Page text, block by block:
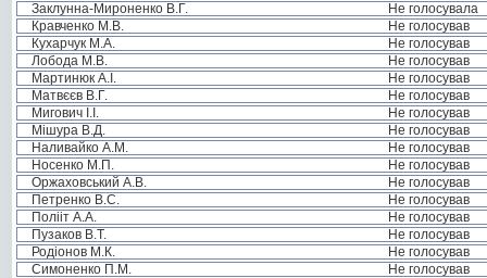
Заклунна-Мироненко В.Г.
Не голосувала
Кравченко М.В.
Не голосував
Кухарчук М.А.
Не голосував
Лобода М.В.
Не голосував
Мартинюк А.І.
Не голосував
Матвєєв В.Г.
Не голосував
Мигович І.І.
Не голосував
Мішура В.Д.
Не голосував
Наливайко А.М.
Не голосував
Носенко М.П.
Не голосував
Оржаховський А.В.
Не голосував
Петренко В.С.
Не голосував
Полііт А.А.
Не голосував
Пузаков В.Т.
Не голосував
Родіонов М.К.
Не голосував
Симоненко П.М.
Не голосував